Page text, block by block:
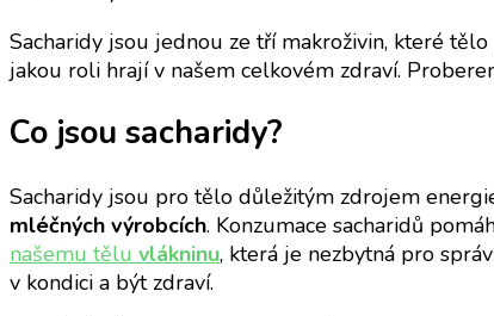
Sacharidy jsou jednou ze tří makroživin, které
jakou roli hrají v našem celkovém zdraví.
Co jsou sacharidy?
Sacharidy jsou pro tělo důležitým zdrojem
mléčných výrobcích. Konzumace sacharidů
našemu tělu vlákninu, která je nezbytná pro
v kondici a být zdraví.